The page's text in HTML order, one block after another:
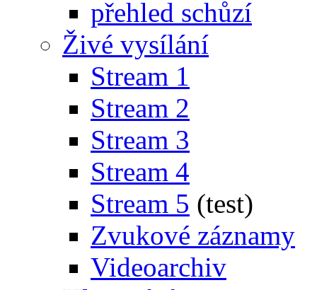
přehled schůzí
Živé vysílání
Stream 1
Stream 2
Stream 3
Stream 4
Stream 5 (test)
Zvukové záznamy
Videoarchiv